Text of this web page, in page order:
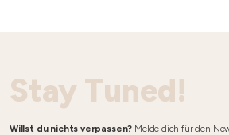
Stay Tuned!
Willst du nichts verpassen? Melde dich für den